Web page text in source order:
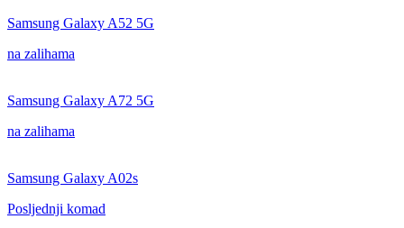
Samsung Galaxy A52 5G
na zalihama
Samsung Galaxy A72 5G
na zalihama
Samsung Galaxy A02s
Posljednji komad